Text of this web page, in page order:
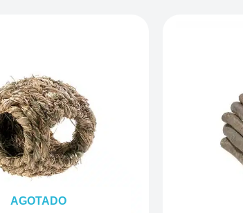
AGOTADO